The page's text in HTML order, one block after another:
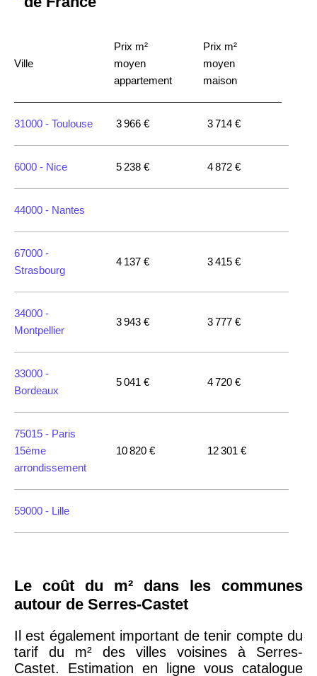
Ville
Prix m²
moyen
appartement
Prix m²
moyen
maison
31000 - Toulouse 3 966 € 3 714 €
6000 - Nice 5 238 € 4 872 €
44000 - Nantes
67000 -
Strasbourg
4 137 € 3 415 €
34000 -
Montpellier
3 943 € 3 777 €
33000 -
Bordeaux
5 041 € 4 720 €
75015 - Paris
15ème
arrondissement
10 820 € 12 301 €
59000 - Lille
75018 -
Paris
arrondissement
Le coût du m² dans les communes
autour de Serres-Castet
Il est également important de tenir compte du
tarif du m² des villes voisines à Serres-
Castet. Estimation en ligne vous catalogue